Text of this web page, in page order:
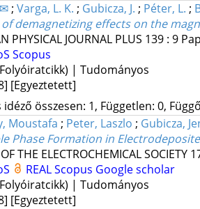
; Varga, L. K. ; Gubicza, J. ; Péter, L. ;
demagnetizing effects on the
PHYSICAL JOURNAL PLUS 139: 9
Scopus
| Tudományos
[Egyeztetett]
összesen: 1, Független: 0,
Moustafa ; Peter, Laszlo ; Gubicza,
Phase Formation in
THE ELECTROCHEMICAL SOCIETY
REALScopus Google scholar
| Tudományos
[Egyeztetett]